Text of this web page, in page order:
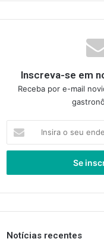
Inscreva-se em
Receba por e-mail
seu
de
Notícias recentes